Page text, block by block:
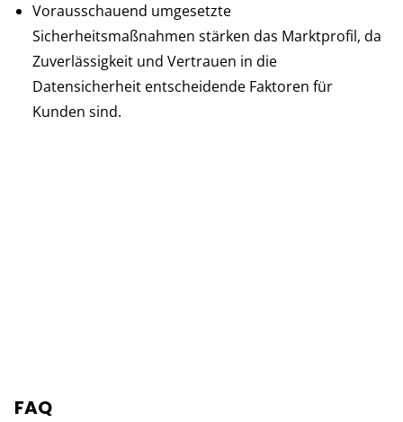
Vorausschauend umgesetzte
Sicherheitsmaßnahmen stärken das Marktprofil, da
Zuverlässigkeit und Vertrauen in die
Datensicherheit entscheidende Faktoren für
Kunden sind.
FAQ